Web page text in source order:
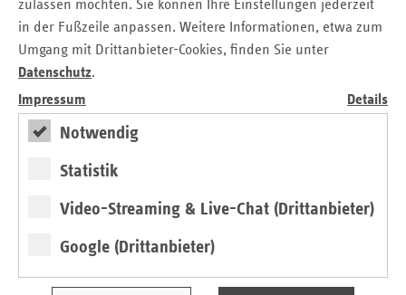
zulassen möchten. Sie können Ihre Einstellungen jederzeit
in der Fußzeile anpassen. Weitere Informationen, etwa zum
Umgang mit Drittanbieter-Cookies, finden Sie unter
Datenschutz.
Impressum
Details
Notwendig
Statistik
Video-Streaming & Live-Chat (Drittanbieter)
Google (Drittanbieter)
Wer teilnehmen möchte, kann sein Erlebnis oder seine
Geschichte auf der Webseite
www.be-a-socializer.de
hochladen und veröffentlichen. Hier finden sich auch
weitere Informationen zum Wettbewerb sowie die
Teilnahmebedingungen.
Die Ersatzkassen Techniker Krankenkasse (TK), BARMER
HEK – Hanseatische Krankenkasse und
Handelskrankenkasse (hkk) versichern bundesweit mehr als
26 Millionen Menschen, davon rund 2,7 Millionen in
Niedersachsen. Sie sind damit größte Kassenart.
Pressemitteilung